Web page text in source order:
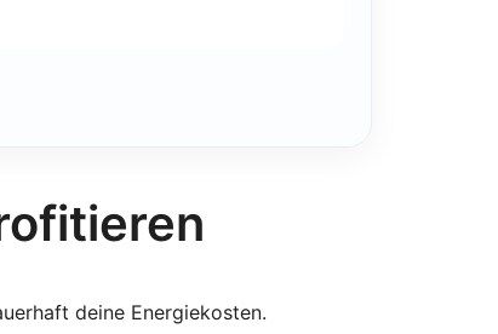
deine Energiekosten.